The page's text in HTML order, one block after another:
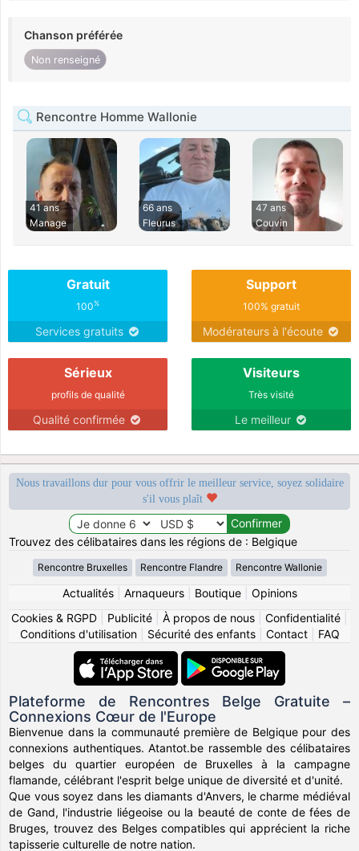
Chanson préférée
Non renseigné
Rencontre Homme Wallonie
41 ans
Manage
66 ans
Fleurus
47 ans
Couvin
Gratuit
100%
Services gratuits
Support
100% gratuit
Modérateurs à l'écoute
Sérieux
profils de qualité
Qualité confirmée
Visiteurs
Très visité
Le meilleur
Nous travaillons dur pour vous offrir le meilleur service, soyez solidaire
s'il vous plaît
Trouvez des célibataires dans les régions de : Belgique
Rencontre Bruxelles Rencontre Flandre Rencontre Wallonie
Actualités| Arnaqueurs| Boutique| Opinions
Cookies & RGPD
Publicité À propos de nous Confidentialité
Conditions d'utilisation| Sécurité des enfants| Contact| FAQ
Plateforme de Rencontres Belge Gratuite –
Connexions Cœur de l'Europe
Bienvenue dans la communauté première de Belgique pour des
connexions authentiques. Atantot.be rassemble des célibataires
belges du quartier européen de Bruxelles à la campagne
flamande, célébrant l'esprit belge unique de diversité et d'unité.
Que vous soyez dans les diamants d'Anvers, le charme médiéval
de Gand, l'industrie liégeoise ou la beauté de conte de fées de
Bruges, trouvez des Belges compatibles qui apprécient la riche
tapisserie culturelle de notre nation.